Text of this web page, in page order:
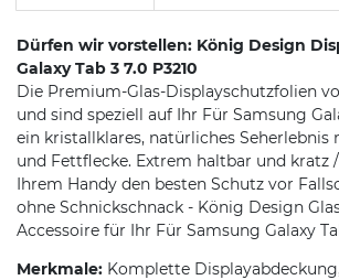
Dürfen wir vorstellen: König Design
Galaxy Tab 3 7.0 P3210
Die Premium-Glas-Displayschutzfolien
und sind speziell auf Ihr Für Samsung
ein kristallklares, natürliches
und Fettflecke. Extrem haltbar und
Ihrem Handy den besten Schutz vor
ohne Schnickschnack - König Design
Accessoire für Ihr Für Samsung Galaxy
Merkmale: Komplette